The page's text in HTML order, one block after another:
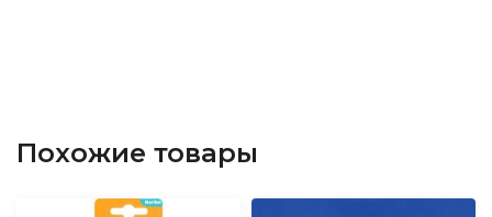
Похожие товары